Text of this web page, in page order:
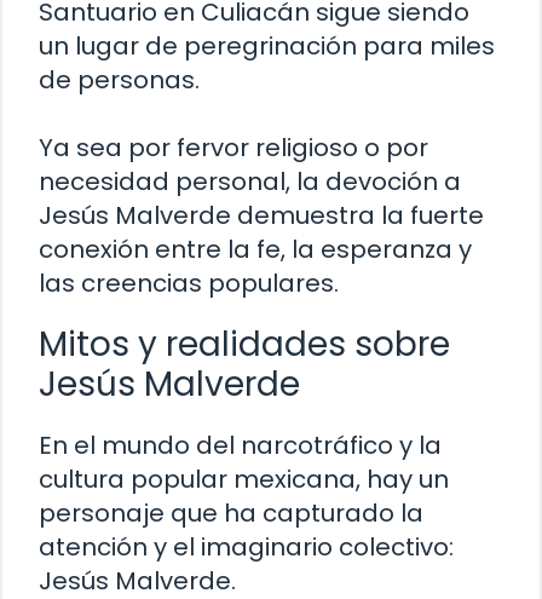
Santuario en Culiacán sigue siendo
un lugar de peregrinación para miles
de personas.
Ya sea por fervor religioso o por
necesidad personal, la devoción a
Jesús Malverde demuestra la fuerte
conexión entre la fe, la esperanza y
las creencias populares.
Mitos y realidades sobre
Jesús Malverde
En el mundo del narcotráfico y la
cultura popular mexicana, hay un
personaje que ha capturado la
atención y el imaginario colectivo:
Jesús Malverde.